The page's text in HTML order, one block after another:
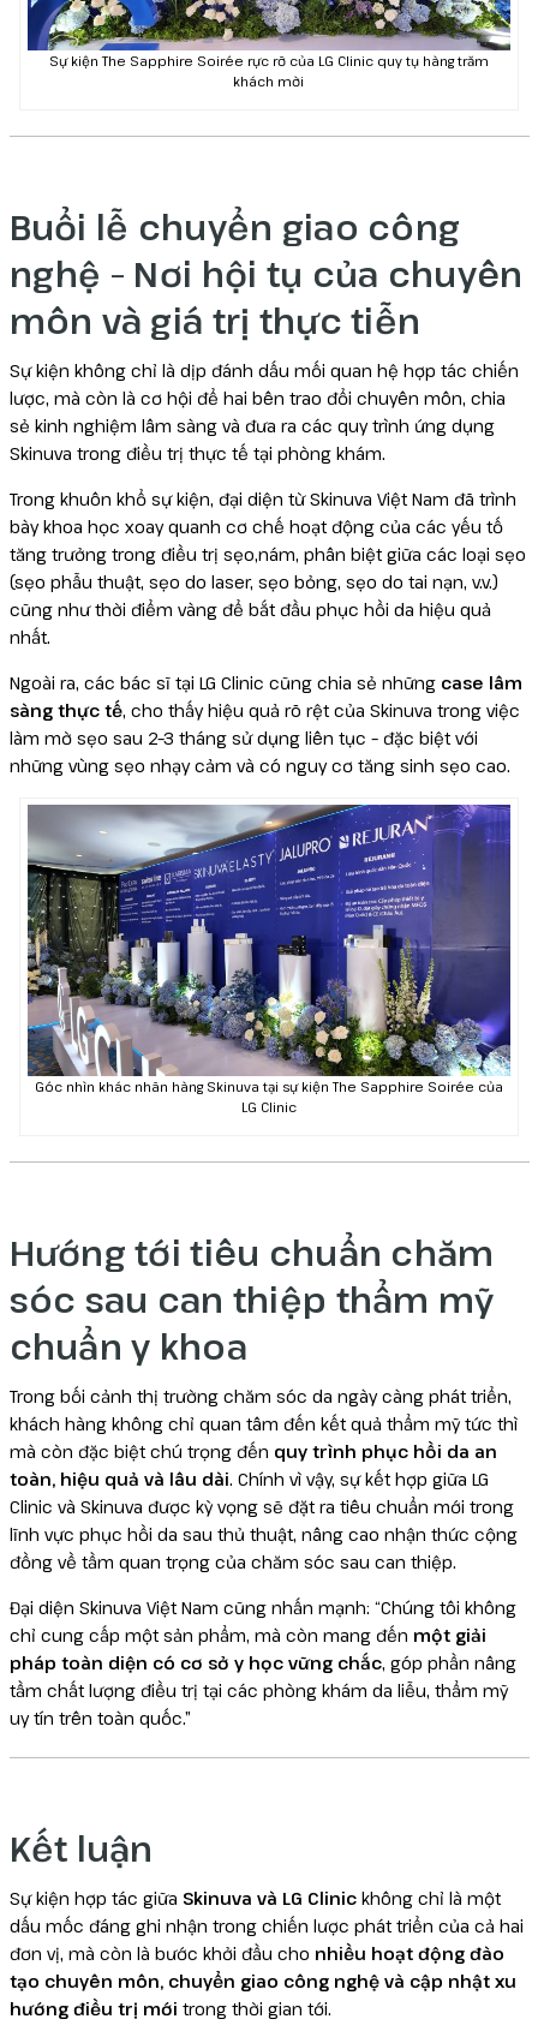
Sự kiện The Sapphire Soirée rực rỡ của LG Clinic quy tụ hàng trăm
khách mời
Buổi lễ chuyển giao công
nghệ – Nơi hội tụ của chuyên
môn và giá trị thực tiễn
Sự kiện không chỉ là dịp đánh dấu mối quan hệ hợp tác chiến
lược, mà còn là cơ hội để hai bên trao đổi chuyên môn, chia
sẻ kinh nghiệm lâm sàng và đưa ra các quy trình ứng dụng
Skinuva trong điều trị thực tế tại phòng khám.
Trong khuôn khổ sự kiện, đại diện từ Skinuva Việt Nam đã trình
bày khoa học xoay quanh cơ chế hoạt động của các yếu tố
tăng trưởng trong điều trị sẹo,nám, phân biệt giữa các loại sẹo
(sẹo phẫu thuật, sẹo do laser, sẹo bỏng, sẹo do tai nạn, v.v.)
cũng như thời điểm vàng để bắt đầu phục hồi da hiệu quả
nhất.
Ngoài ra, các bác sĩ tại LG Clinic cũng chia sẻ những case lâm
sàng thực tế, cho thấy hiệu quả rõ rệt của Skinuva trong việc
làm mờ sẹo sau 2–3 tháng sử dụng liên tục – đặc biệt với
những vùng sẹo nhạy cảm và có nguy cơ tăng sinh sẹo cao.
Góc nhìn khác nhãn hàng Skinuva tại sự kiện The Sapphire Soirée của
LG Clinic
Hướng tới tiêu chuẩn chăm
sóc sau can thiệp thẩm mỹ
chuẩn y khoa
Trong bối cảnh thị trường chăm sóc da ngày càng phát triển,
khách hàng không chỉ quan tâm đến kết quả thẩm mỹ tức thì
mà còn đặc biệt chú trọng đến quy trình phục hồi da an
toàn, hiệu quả và lâu dài. Chính vì vậy, sự kết hợp giữa LG
Clinic và Skinuva được kỳ vọng sẽ đặt ra tiêu chuẩn mới trong
lĩnh vực phục hồi da sau thủ thuật, nâng cao nhận thức cộng
đồng về tầm quan trọng của chăm sóc sau can thiệp.
Đại diện Skinuva Việt Nam cũng nhấn mạnh: “Chúng tôi không
chỉ cung cấp một sản phẩm, mà còn mang đến một giải
pháp toàn diện có cơ sở y học vững chắc, góp phần nâng
tầm chất lượng điều trị tại các phòng khám da liễu, thẩm mỹ
uy tín trên toàn quốc.”
Kết luận
Sự kiện hợp tác giữa Skinuva và LG Clinickhông chỉ là một
dấu mốc đáng ghi nhận trong chiến lược phát triển của cả hai
đơn vị, mà còn là bước khởi đầu cho nhiều hoạt động đào
tạo chuyên môn, chuyển giao công nghệ và cập nhật xu
hướng điều trị mới trong thời gian tới.